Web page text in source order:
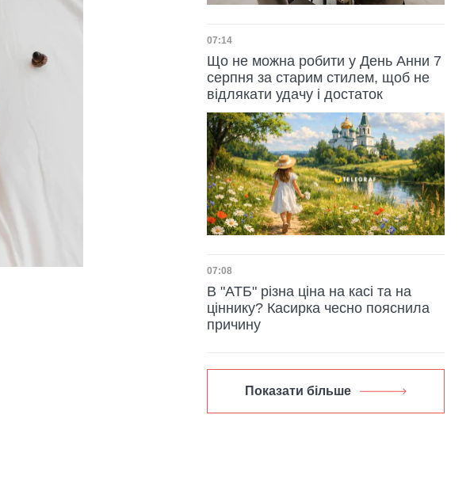
Дата публікації
07:14
Що не можна робити у День Анни 7
серпня за старим стилем, щоб не
відлякати удачу і достаток
Дата публікації
07:08
В "АТБ" різна ціна на касі та на
ціннику? Касирка чесно пояснила
причину
Показати більше